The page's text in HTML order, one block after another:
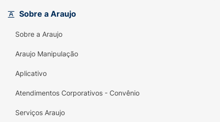
oferecendo excelente custo-benefício.
Acabamento Profissional:
modelar e suavizar as pontas das unhas de
doméstico ou para profissionais que
Sobre a Araujo
Sobre a Araujo
Araujo Manipulação
Aplicativo
Atendimentos Corporativos - Convênio
Serviços Araujo